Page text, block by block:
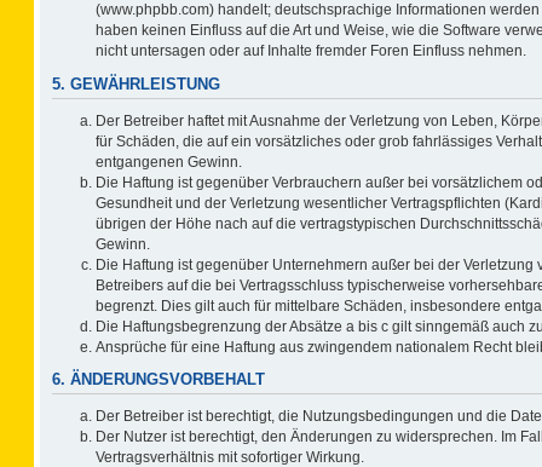
(www.phpbb.com) handelt; deutschsprachige Informationen
haben keinen Einfluss auf die Art und Weise, wie die Software
nicht untersagen oder auf Inhalte fremder Foren Einfluss nehmen.
5. GEWÄHRLEISTUNG
Der Betreiber haftet mit Ausnahme der Verletzung von Leben,
für Schäden, die auf ein vorsätzliches oder grob fahrlässiges
entgangenen Gewinn.
Die Haftung ist gegenüber Verbrauchern außer bei vorsätzlichem
Gesundheit und der Verletzung wesentlicher Vertragspflichten
übrigen der Höhe nach auf die vertragstypischen
Gewinn.
Die Haftung ist gegenüber Unternehmern außer bei der
Betreibers auf die bei Vertragsschluss typischerweise
begrenzt. Dies gilt auch für mittelbare Schäden, insbesondere
Die Haftungsbegrenzung der Absätze a bis c gilt sinngemäß auch
Ansprüche für eine Haftung aus zwingendem nationalem Recht
6. ÄNDERUNGSVORBEHALT
Der Betreiber ist berechtigt, die Nutzungsbedingungen und die
Der Nutzer ist berechtigt, den Änderungen zu widersprechen. Im
Vertragsverhältnis mit sofortiger Wirkung.